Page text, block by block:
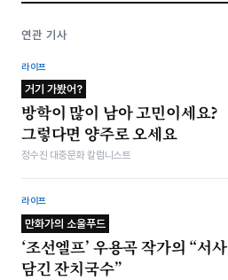
연관 기사
라이프
거기 가봤어?
방학이 많이 남아 고민이세요?
그렇다면 양주로 오세요
정수진 대중문화 칼럼니스트
라이프
만화가의 소울푸드
‘조선엘프’ 우용곡 작가의 “서사
담긴 잔치국수”